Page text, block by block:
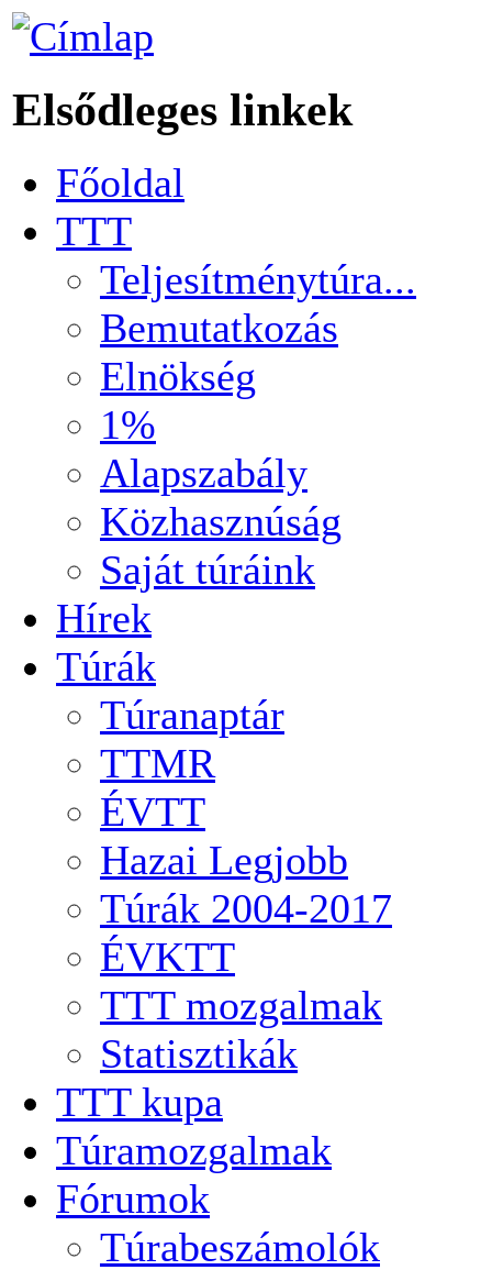
Elsődleges linkek
Főoldal
TTT
Teljesítménytúra...
Bemutatkozás
Elnökség
1%
Alapszabály
Közhasznúság
Saját túráink
Hírek
Túrák
Túranaptár
TTMR
ÉVTT
Hazai Legjobb
Túrák 2004-2017
ÉVKTT
TTT mozgalmak
Statisztikák
TTT kupa
Túramozgalmak
Fórumok
Túrabeszámolók